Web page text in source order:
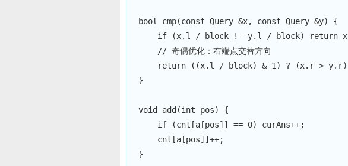
bool cmp(const Query &x, const Query &y)
{
if
(x. l / block != y. l / block) return x
// 奇偶优化：右端点交替方向
return
( (x. l / block) & 1 ) ? (x. r > y. r)
}
void add(int pos)
{
if
(cnt [a[pos] ] == 0) curAns++;
    cnt
[a[pos] ]++;
}